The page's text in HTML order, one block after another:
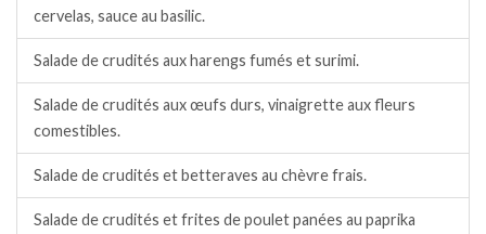
cervelas, sauce au basilic.
Salade de crudités aux harengs fumés et surimi.
Salade de crudités aux œufs durs, vinaigrette aux fleurs
comestibles.
Salade de crudités et betteraves au chèvre frais.
Salade de crudités et frites de poulet panées au paprika